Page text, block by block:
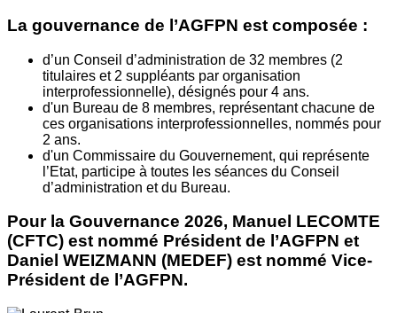
La gouvernance de l’AGFPN est composée :
d’un Conseil d’administration de 32 membres (2
titulaires et 2 suppléants par organisation
interprofessionnelle), désignés pour 4 ans.
d'un Bureau de 8 membres, représentant chacune de
ces organisations interprofessionnelles, nommés pour
2 ans.
d'un Commissaire du Gouvernement, qui représente
l’Etat, participe à toutes les séances du Conseil
d’administration et du Bureau.
Pour la Gouvernance 2026, Manuel LECOMTE
(CFTC) est nommé Président de l’AGFPN et
Daniel WEIZMANN (MEDEF) est nommé Vice-
Président de l’AGFPN.